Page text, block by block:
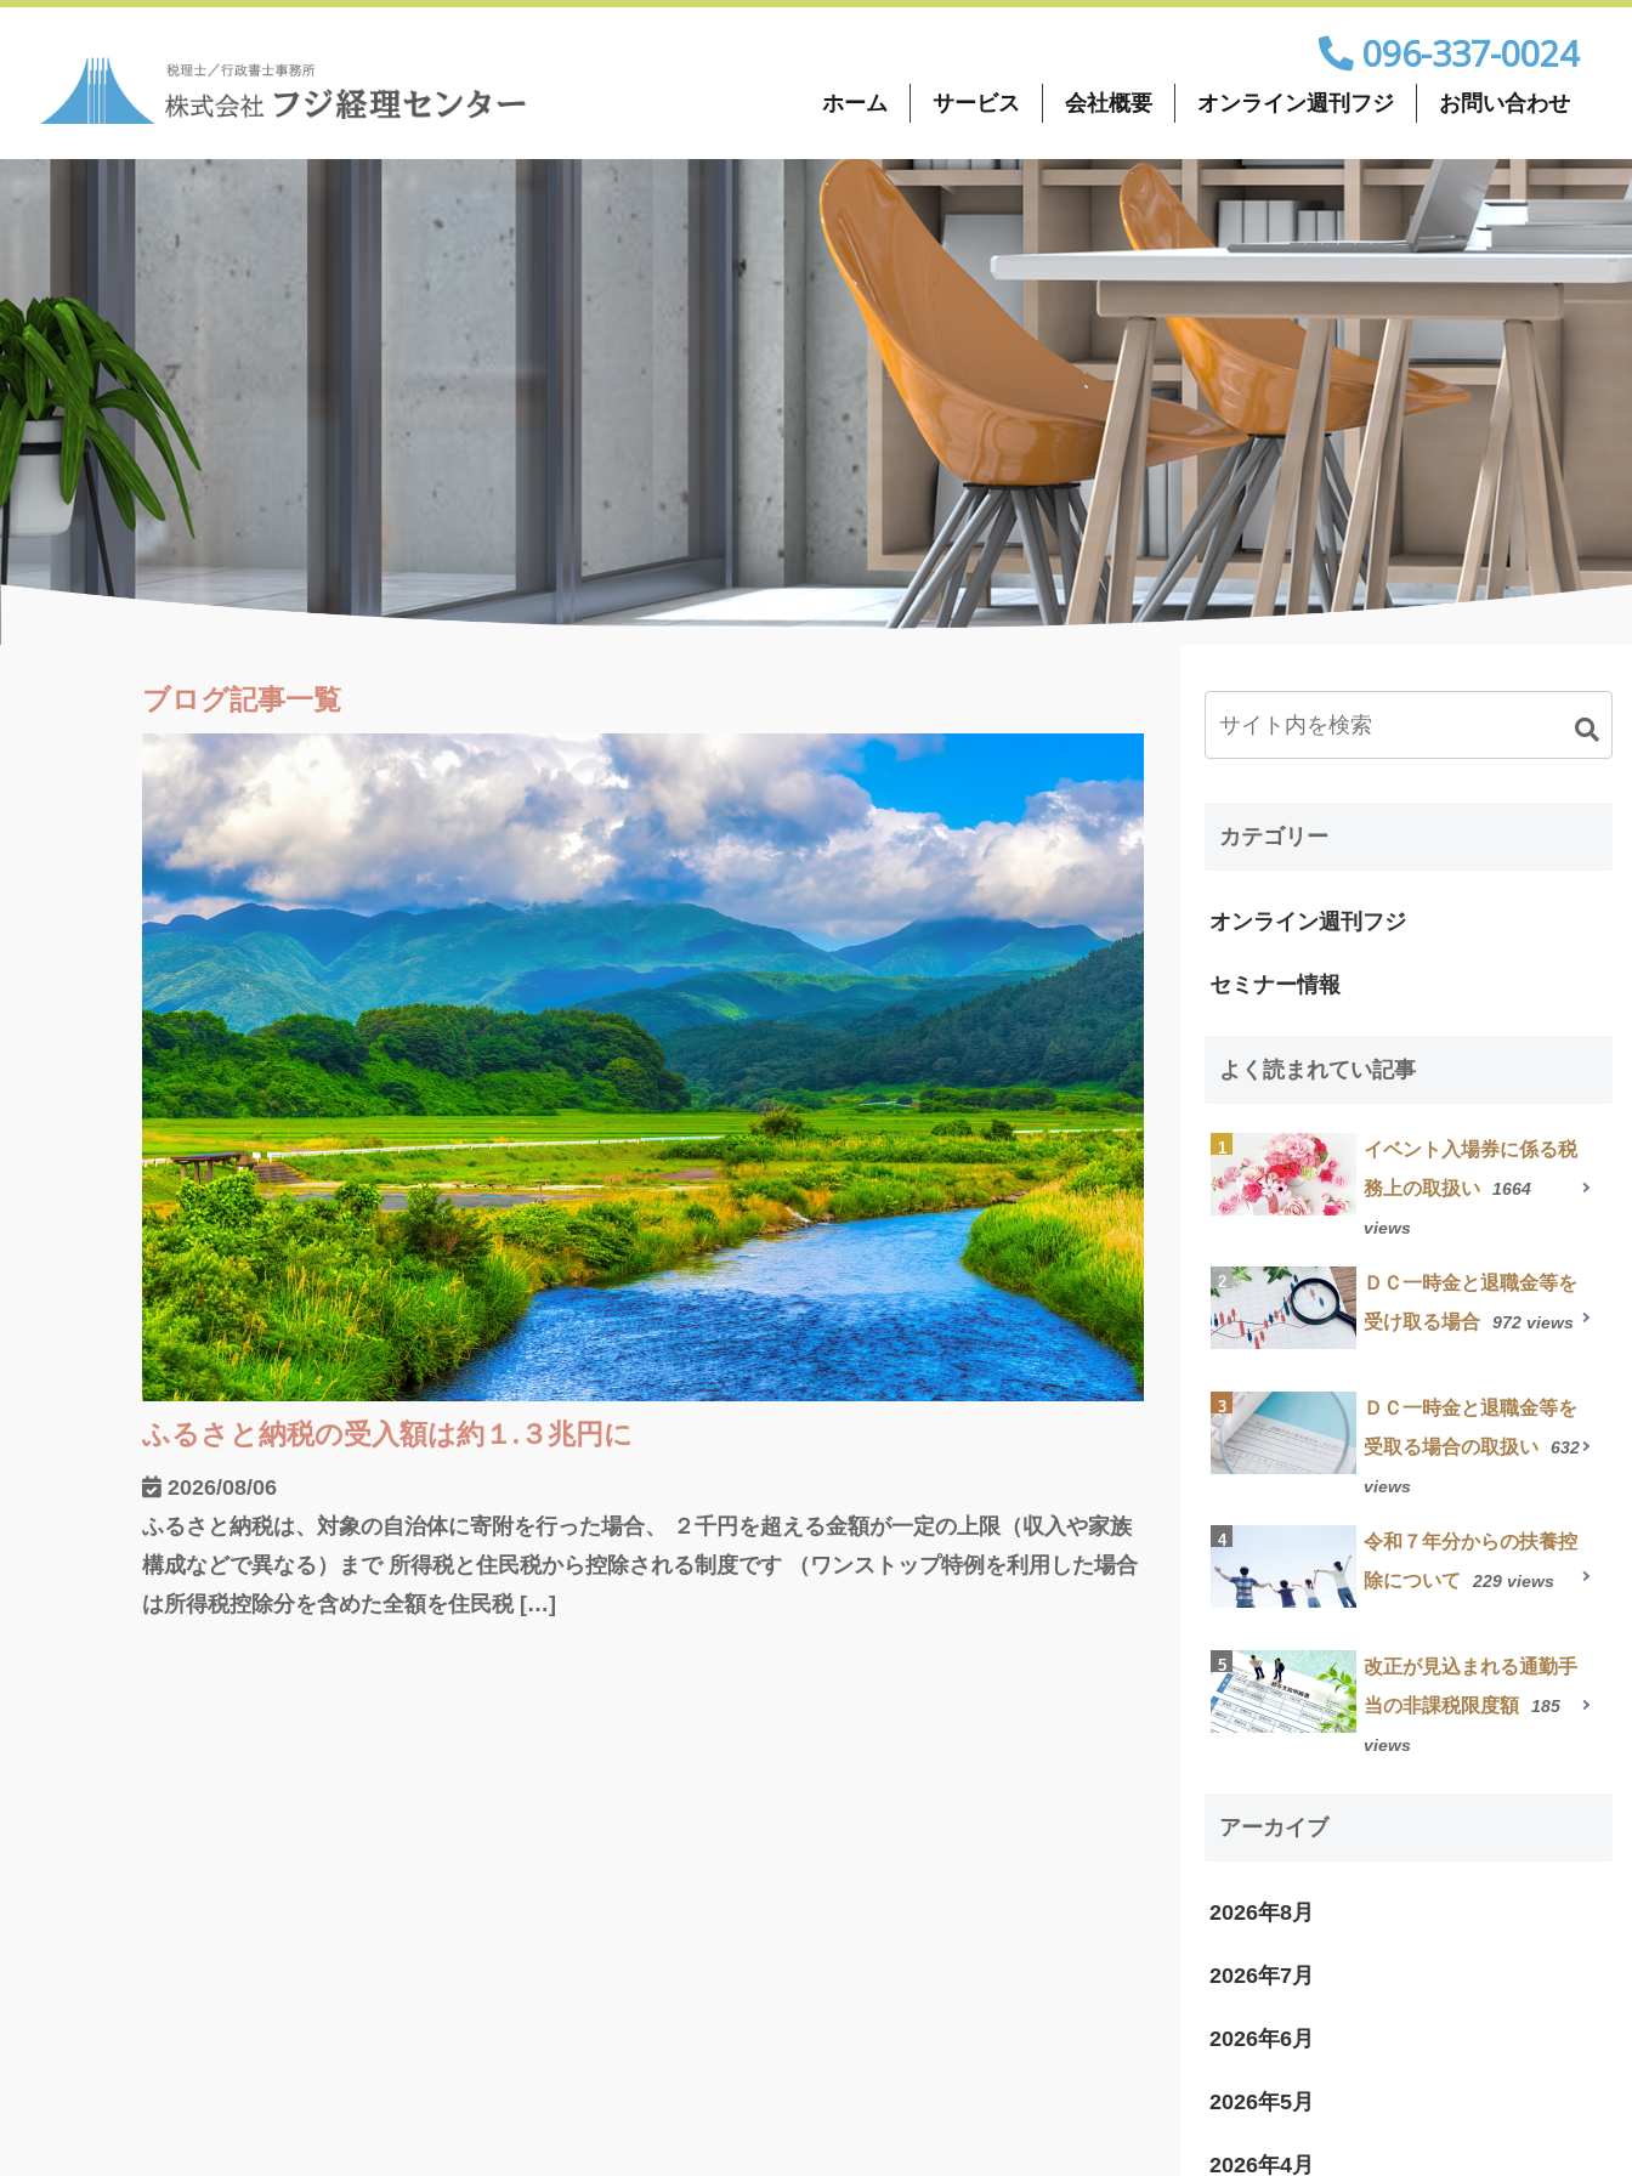
096-337-0024
ホーム サービス 会社概要 オンライン週刊フジ お問い合わせ
ブログ記事一覧
ふるさと納税の受入額は約１.３兆円に
2026/08/06
ふるさと納税は、対象の自治体に寄附を行った場合、 ２千円を超える金額が一定の上限（収入や家族
構成などで異なる）まで 所得税と住民税から控除される制度です （ワンストップ特例を利用した場合
は所得税控除分を含めた全額を住民税 […]
カテゴリー
オンライン週刊フジ
セミナー情報
よく読まれてい記事
イベント入場券に係る税
務上の取扱い
1664
views
ＤＣ一時金と退職金等を
受け取る場合
972 views
ＤＣ一時金と退職金等を
受取る場合の取扱い
632
views
令和７年分からの扶養控
除について
229 views
改正が見込まれる通勤手
当の非課税限度額
185
views
アーカイブ
2026年8月
2026年7月
2026年6月
2026年5月
2026年4月